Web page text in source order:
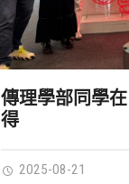
傳理學部同學在
得
2025-08-21